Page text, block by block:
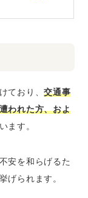
ており、交通事
われた方、およ
ます。
安を和らげるた
げられます。